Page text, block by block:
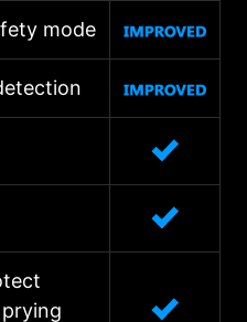
mode